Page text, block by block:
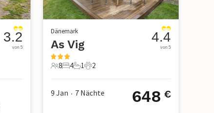
3.2
von 5
Dänemark
As Vig
8 Gäste
8
4 Schlafzimmer
4
1 Badezimmer
1
2 Haustiere
2
4.4
von 5
9 Jan • 7 Nächte 648 €